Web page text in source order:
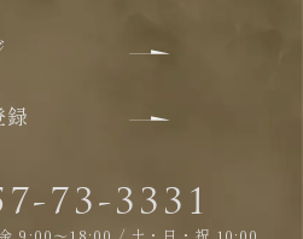
73-3331